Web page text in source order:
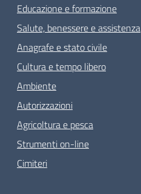
Educazione e formazione
Salute, benessere e assistenza
Anagrafe e stato civile
Cultura e tempo libero
Ambiente
Autorizzazioni
Agricoltura e pesca
Strumenti on-line
Cimiteri